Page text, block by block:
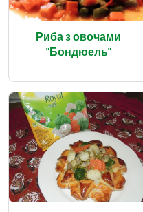
Риба з овочами
"Бондюель"